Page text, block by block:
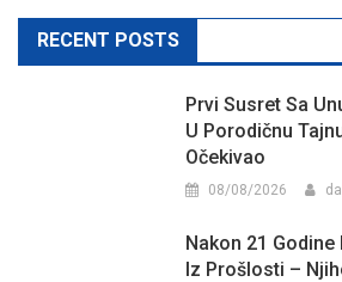
navigation
RECENT POSTS
Prvi Susret Sa
U Porodičnu
Očekivao
08/08/2026
Nakon 21
Iz Prošlosti –